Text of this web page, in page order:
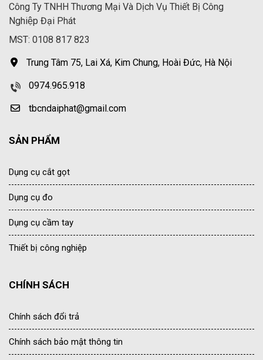
Công Ty TNHH Thương Mại Và Dịch Vụ Thiết Bị Công
Nghiệp Đại Phát
MST: 0108 817 823
Trung Tâm 75, Lai Xá, Kim Chung, Hoài Đức, Hà Nội
0974.965.918
tbcndaiphat@gmail.com
SẢN PHẨM
Dụng cụ cắt gọt
Dụng cụ đo
Dụng cụ cầm tay
Thiết bị công nghiệp
CHÍNH SÁCH
Chính sách đổi trả
Chính sách bảo mật thông tin